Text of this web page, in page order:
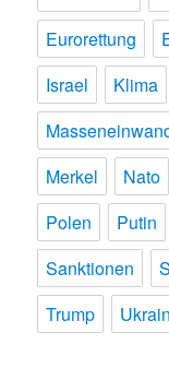
Eurorettung
Israel
Klima
Merkel
Nato
Polen
Putin
Sanktionen
Trump